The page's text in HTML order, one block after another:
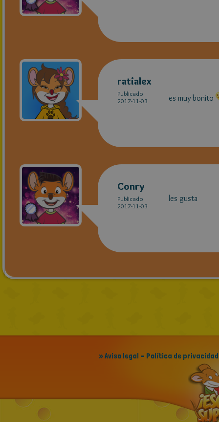
ratialex
Publicado
2017-11-03
es muy bonito
Conry
Publicado
2017-11-03
les gusta
» Aviso legal - Política de privacidad